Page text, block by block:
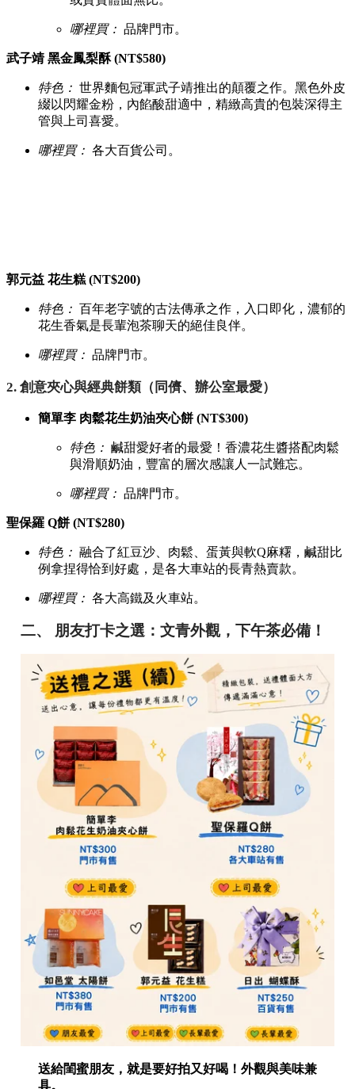
哪裡買： 品牌門市。
武子靖 黑金鳳梨酥 (NT$580)
特色： 世界麵包冠軍武子靖推出的顛覆之作。黑色外皮
綴以閃耀金粉，內餡酸甜適中，精緻高貴的包裝深得主
管與上司喜愛。
哪裡買： 各大百貨公司。
郭元益 花生糕 (NT$200)
特色： 百年老字號的古法傳承之作，入口即化，濃郁的
花生香氣是長輩泡茶聊天的絕佳良伴。
哪裡買： 品牌門市。
2. 創意夾心與經典餅類（同儕、辦公室最愛）
簡單李 肉鬆花生奶油夾心餅 (NT$300)
特色： 鹹甜愛好者的最愛！香濃花生醬搭配肉鬆
與滑順奶油，豐富的層次感讓人一試難忘。
哪裡買： 品牌門市。
聖保羅 Q餅 (NT$280)
特色： 融合了紅豆沙、肉鬆、蛋黃與軟Q麻糬，鹹甜比
例拿捏得恰到好處，是各大車站的長青熱賣款。
哪裡買： 各大高鐵及火車站。
二、 朋友打卡之選：文青外觀，下午茶必備！
送給閨蜜朋友，就是要好拍又好喝！外觀與美味兼
具。